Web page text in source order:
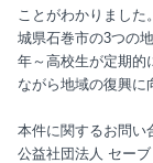
ことがわかりました
城県石巻市の3つの
年～高校生が定期的
ながら地域の復興に
本件に関するお問い
公益社団法人 セー